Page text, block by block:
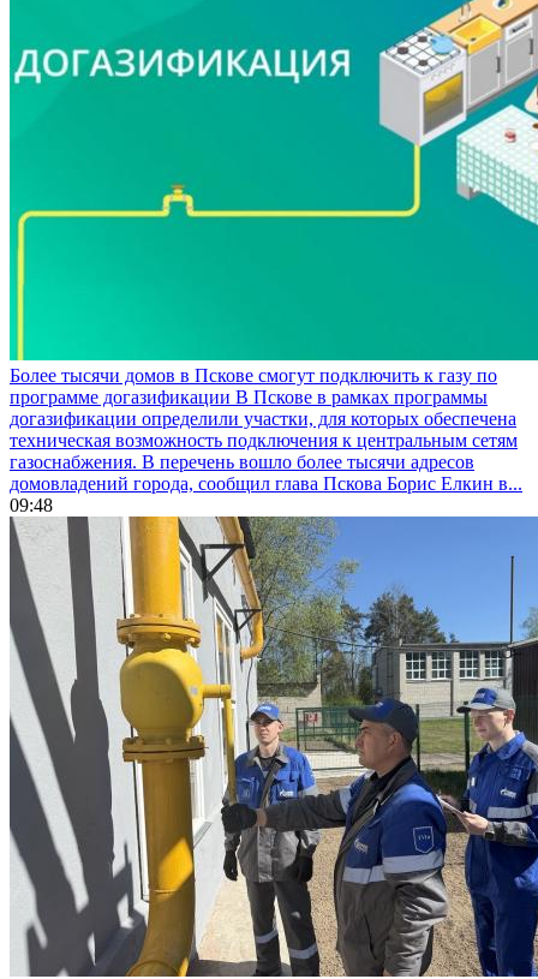
Более тысячи домов в Пскове смогут подключить к газу по
программе догазификации В Пскове в рамках программы
догазификации определили участки, для которых обеспечена
техническая возможность подключения к центральным сетям
газоснабжения. В перечень вошло более тысячи адресов
домовладений города, сообщил глава Пскова Борис Елкин в...
09:48